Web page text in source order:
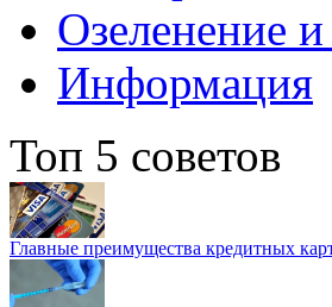
Озеленение
Информация
Топ 5 советов
Главные преимущества кредитных